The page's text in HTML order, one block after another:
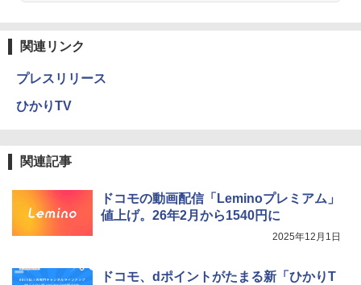
関連リンク
プレスリリース
ひかりTV
関連記事
ドコモの動画配信「Leminoプレミアム」
値上げ。26年2月から1540円に
2025年12月1日
ドコモ、dポイントがたまる新「ひかりT